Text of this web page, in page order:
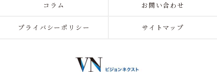
コラム お問い合わせ
プライバシーポリシー サイトマップ